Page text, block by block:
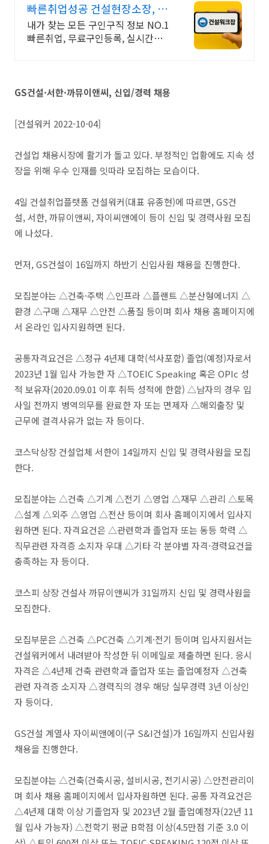
빠른취업성공 건설현장소장, 경
비원, 건축인부, 노가다
내가 찾는 모든 구인구직 정보 NO.1
빠른취업, 무료구인등록, 실시간채
GS건설·서한·까뮤이앤씨, 신입/경력 채용
[건설워커 2022-10-04]
건설업 채용시장에 활기가 돌고 있다. 부정적인 업황에도 지속 성
장을 위해 우수 인재를 잇따라 모집하는 모습이다.
4일 건설취업플랫폼 건설워커(대표 유종현)에 따르면, GS건
설, 서한, 까뮤이앤씨, 자이씨앤에이 등이 신입 및 경력사원 모집
에 나섰다.
먼저, GS건설이 16일까지 하반기 신입사원 채용을 진행한다.
모집분야는 △건축·주택 △인프라 △플랜트 △분산형에너지 △
환경 △구매 △재무 △안전 △품질 등이며 회사 채용 홈페이지에
서 온라인 입사지원하면 된다.
공통자격요건은 △정규 4년제 대학(석사포함) 졸업(예정)자로서
2023년 1월 입사 가능한 자 △TOEIC Speaking 혹은 OPIc 성
적 보유자(2020.09.01 이후 취득 성적에 한함) △남자의 경우 입
사일 전까지 병역의무를 완료한 자 또는 면제자 △해외출장 및
근무에 결격사유가 없는 자 등이다.
코스닥상장 건설업체 서한이 14일까지 신입 및 경력사원을 모집
한다.
모집분야는 △건축 △기계 △전기 △영업 △재무 △관리 △토목
△설계 △외주 △영업 △전산 등이며 회사 홈페이지에서 입사지
원하면 된다. 자격요건은 △관련학과 졸업자 또는 동등 학력 △
직무관련 자격증 소지자 우대 △기타 각 분야별 자격·경력요건을
충족하는 자 등이다.
코스피 상장 건설사 까뮤이앤씨가 31일까지 신입 및 경력사원을
모집한다.
모집부문은 △건축 △PC건축 △기계·전기 등이며 입사지원서는
건설워커에서 내려받아 작성한 뒤 이메일로 제출하면 된다. 응시
자격은 △4년제 건축 관련학과 졸업자 또는 졸업예정자 △건축
관련 자격증 소지자 △경력직의 경우 해당 실무경력 3년 이상인
자 등이다.
GS건설 계열사 자이씨앤에이(구 S&I건설)가 16일까지 신입사원
채용을 진행한다.
모집분야는 △건축(건축시공, 설비시공, 전기시공) △안전관리이
며 회사 채용 홈페이지에서 입사자원하면 된다. 공통 자격요건은
△4년제 대학 이상 기졸업자 및 2023년 2월 졸업예정자(22년 11
월 입사 가능자) △전학기 평균 B학점 이상(4.5만점 기준 3.0 이